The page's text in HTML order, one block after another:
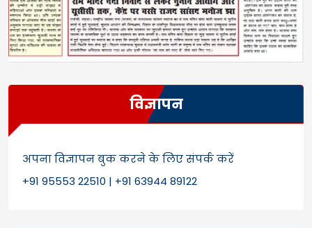
विज्ञापन
अपना विज्ञापन बुक करने के लिए संपर्क करें
+91 95553 22510 | +91 63944 89122